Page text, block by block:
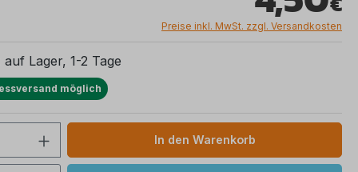
Preise inkl. MwSt. zzgl. Versandkosten
auf Lager, 1-2 Tage
möglich
Anzahl: Gib den gewünschten Wert
In den Warenkorb